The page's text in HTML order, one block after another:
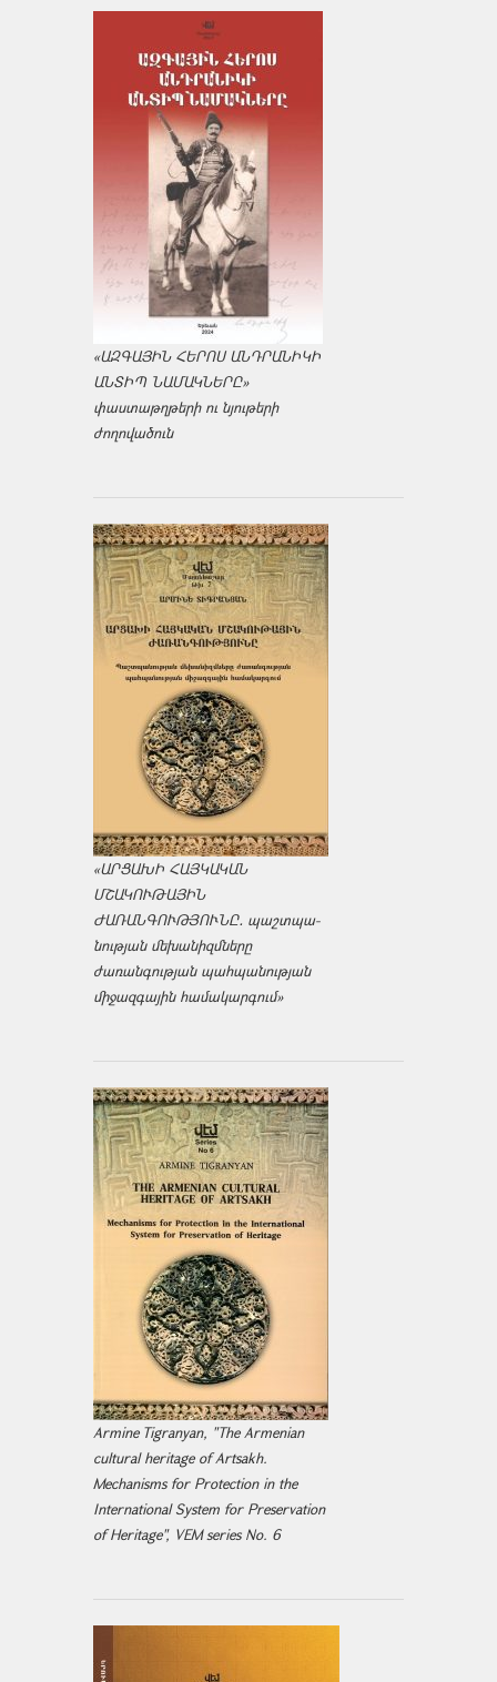
«ԱԶԳԱՅԻՆ ՀԵՐՈՍ ԱՆԴՐԱՆԻԿԻ
ԱՆՏԻՊ ՆԱՄԱԿՆԵՐԸ»
փաստաթղթերի ու նյութերի
ժողովածուն
«ԱՐՑԱԽԻ ՀԱՅԿԱԿԱՆ
ՄՇԱԿՈՒԹԱՅԻՆ
ԺԱՌԱՆԳՈՒԹՅՈՒՆԸ․ պաշտպա­
նության մեխանիզմները
ժառանգության պահպանության
միջազ­գային համակարգում»
Armine Tigranyan, "The Armenian
cultural heritage of Artsakh.
Mechanisms for Protection in the
International System for Preservation
of Heritage", VEM series No. 6